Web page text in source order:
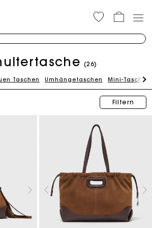
(26)
Taschen Umhängetaschen Mini-Taschen
Filtern